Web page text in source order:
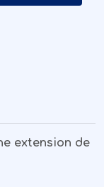
extension de